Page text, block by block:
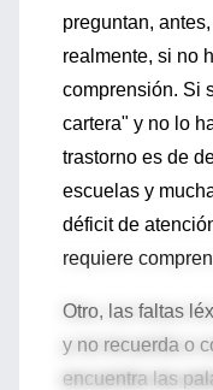
preguntan,
realmente, si no
comprensión. Si
cartera" y no lo
trastorno es de
escuelas y
déficit de
requiere
Otro, las faltas
y no recuerda o
encuentra las